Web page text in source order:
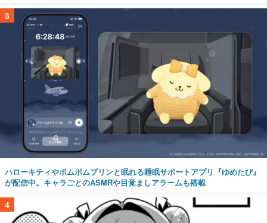
3
ハローキティやポムポムプリンと眠れる睡眠サポートアプリ『ゆめたび』
が配信中。キャラごとのASMRや目覚ましアラームも搭載
4